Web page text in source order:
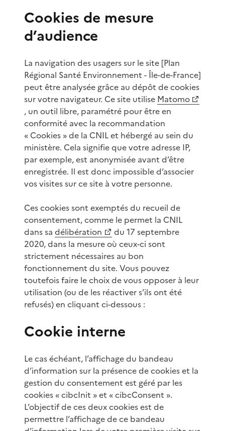
Cookies de mesure
d’audience
La navigation des usagers sur le site [Plan
Régional Santé Environnement - Île-de-France]
peut être analysée grâce au dépôt de cookies
sur votre navigateur. Ce site utilise Matomo
, un outil libre, paramétré pour être en
conformité avec la recommandation
« Cookies » de la CNIL et hébergé au sein du
ministère. Cela signifie que votre adresse IP,
par exemple, est anonymisée avant d’être
enregistrée. Il est donc impossible d’associer
vos visites sur ce site à votre personne.
Ces cookies sont exemptés du recueil de
consentement, comme le permet la CNIL
dans sa délibération
du 17 septembre
2020, dans la mesure où ceux-ci sont
strictement nécessaires au bon
fonctionnement du site. Vous pouvez
toutefois faire le choix de vous opposer à leur
utilisation (ou de les réactiver s’ils ont été
refusés) en cliquant ci-dessous :
Cookie interne
Le cas échéant, l’affichage du bandeau
d’information sur la présence de cookies et la
gestion du consentement est géré par les
cookies « cibcInit » et « cibcConsent ».
L’objectif de ces deux cookies est de
permettre l’affichage de ce bandeau